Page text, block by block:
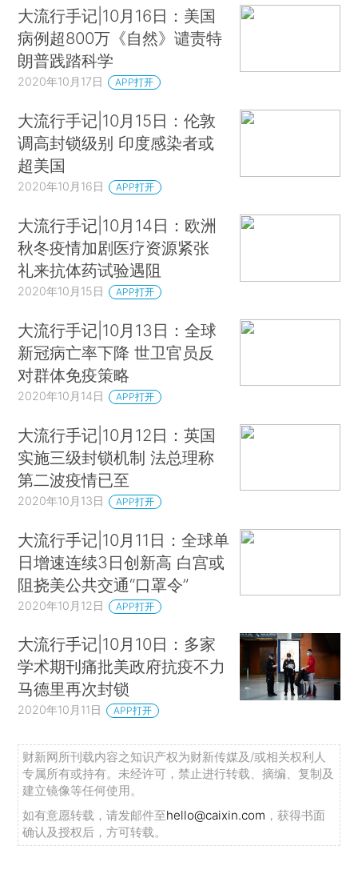
大流行手记|10月16日：美国
病例超800万《自然》谴责特
朗普践踏科学
2020年10月17日 APP打开
大流行手记|10月15日：伦敦
调高封锁级别 印度感染者或
超美国
2020年10月16日 APP打开
大流行手记|10月14日：欧洲
秋冬疫情加剧医疗资源紧张
礼来抗体药试验遇阻
2020年10月15日 APP打开
大流行手记|10月13日：全球
新冠病亡率下降 世卫官员反
对群体免疫策略
2020年10月14日 APP打开
大流行手记|10月12日：英国
实施三级封锁机制 法总理称
第二波疫情已至
2020年10月13日 APP打开
大流行手记|10月11日：全球单
日增速连续3日创新高 白宫或
阻挠美公共交通“口罩令”
2020年10月12日 APP打开
大流行手记|10月10日：多家
学术期刊痛批美政府抗疫不力
马德里再次封锁
2020年10月11日 APP打开
财新网所刊载内容之知识产权为财新传媒及/或相关权利人
专属所有或持有。未经许可，禁止进行转载、摘编、复制及
建立镜像等任何使用。
如有意愿转载，请发邮件至hello@caixin.com ，获得书面
确认及授权后，方可转载。